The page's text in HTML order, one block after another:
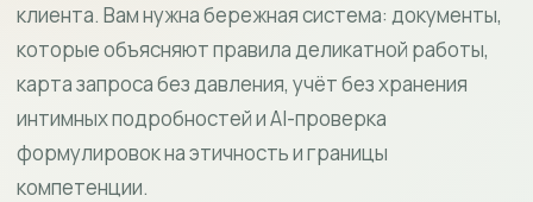
клиента. Вам нужна бережная система: документы,
которые объясняют правила деликатной работы,
карта запроса без давления, учёт без хранения
интимных подробностей и AI-проверка
формулировок на этичность и границы
компетенции.